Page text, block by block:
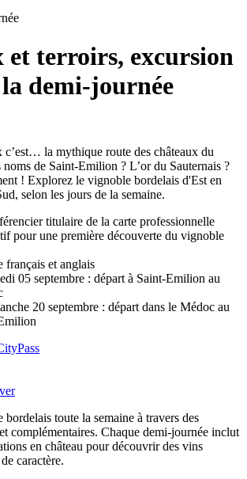
et terroirs, excursion
demi-journée
c’est… la mythique route des châteaux du
de Saint-Emilion ? L’or du Sauternais ?
! Explorez le vignoble bordelais d'Est en
selon les jours de la semaine.
titulaire de la carte professionnelle
pour une première découverte du vignoble
français et anglais
05 septembre : départ à Saint-Emilion au
20 septembre : départ dans le Médoc au
toute la semaine à travers des
complémentaires. Chaque demi-journée inclut
en château pour découvrir des vins
caractère.